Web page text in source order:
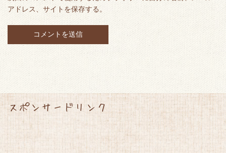
アドレス、サイトを保存する。
スポンサードリンク